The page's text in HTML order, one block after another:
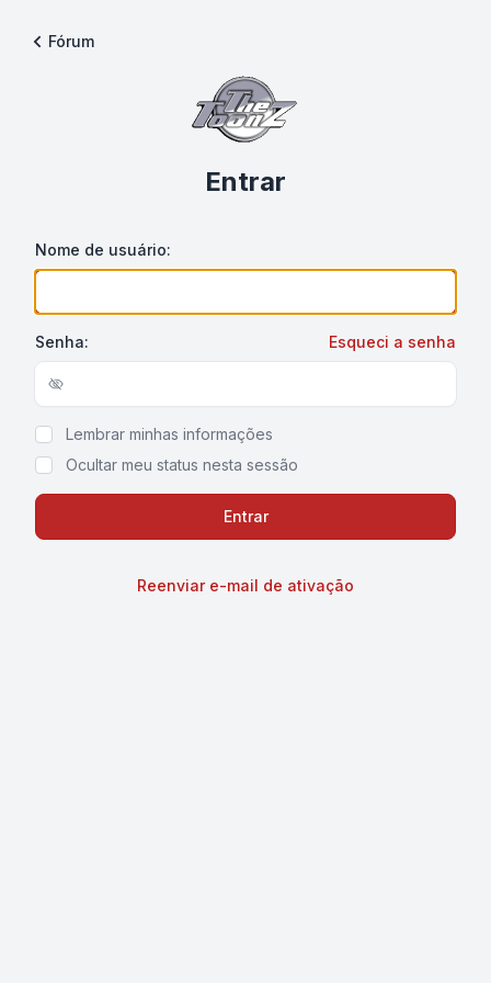
Fórum
Entrar
Nome de usuário:
Senha: Esqueci a senha
Show/hide password
Lembrar minhas informações
Ocultar meu status nesta sessão
Reenviar e-mail de ativação